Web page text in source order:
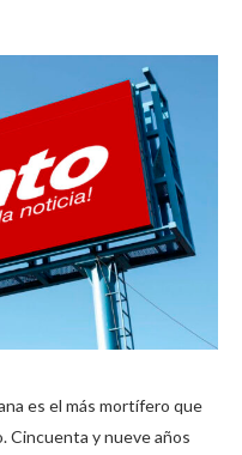
es el más mortífero que
Cincuenta y nueve años